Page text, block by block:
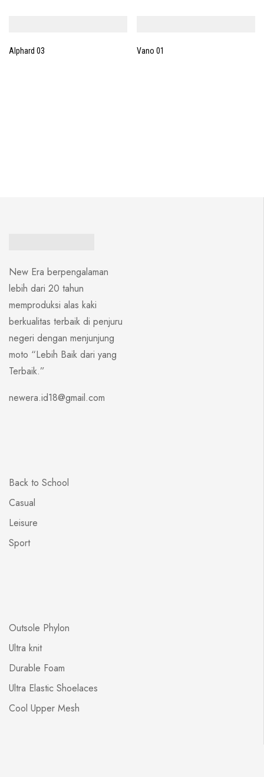
Alphard 03 Vano 01
New Era berpengalaman
lebih dari 20 tahun
memproduksi alas kaki
berkualitas terbaik di penjuru
negeri dengan menjunjung
moto “Lebih Baik dari yang
Terbaik.”
newera.id18@gmail.com
Back to School
Casual
Leisure
Sport
Outsole Phylon
Ultra knit
Durable Foam
Ultra Elastic Shoelaces
Cool Upper Mesh